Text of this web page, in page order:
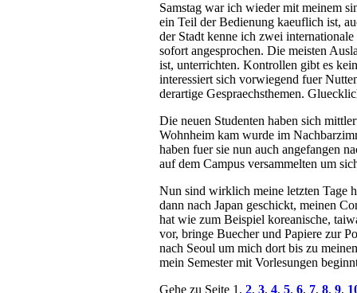
Samstag war ich wieder mit meinem
ein Teil der Bedienung kaeuflich ist,
der Stadt kenne ich zwei
sofort angesprochen. Die meisten
ist, unterrichten. Kontrollen gibt es
interessiert sich vorwiegend fuer
derartige Gespraechsthemen.
Die neuen Studenten haben sich
Wohnheim kam wurde im
haben fuer sie nun auch angefangen
auf dem Campus versammelten um
Nun sind wirklich meine letzten Tage
dann nach Japan geschickt, meinen
hat wie zum Beispiel koreanische,
vor, bringe Buecher und Papiere zur
nach Seoul um mich dort bis zu
mein Semester mit Vorlesungen
Gehe zu Seite 1, 2, 3, 4, 5, 6, 7, 8, 9,